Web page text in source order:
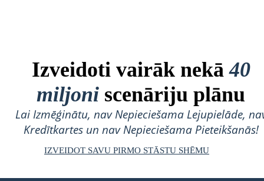
Izveidoti vairāk nekā40
miljoni scenāriju plānu
Lai Izmēģinātu, nav Nepieciešama Lejupielāde,
Kredītkartes un nav Nepieciešama Pieteikšanās!
IZVEIDOT SAVU PIRMO STĀSTU SHĒMU